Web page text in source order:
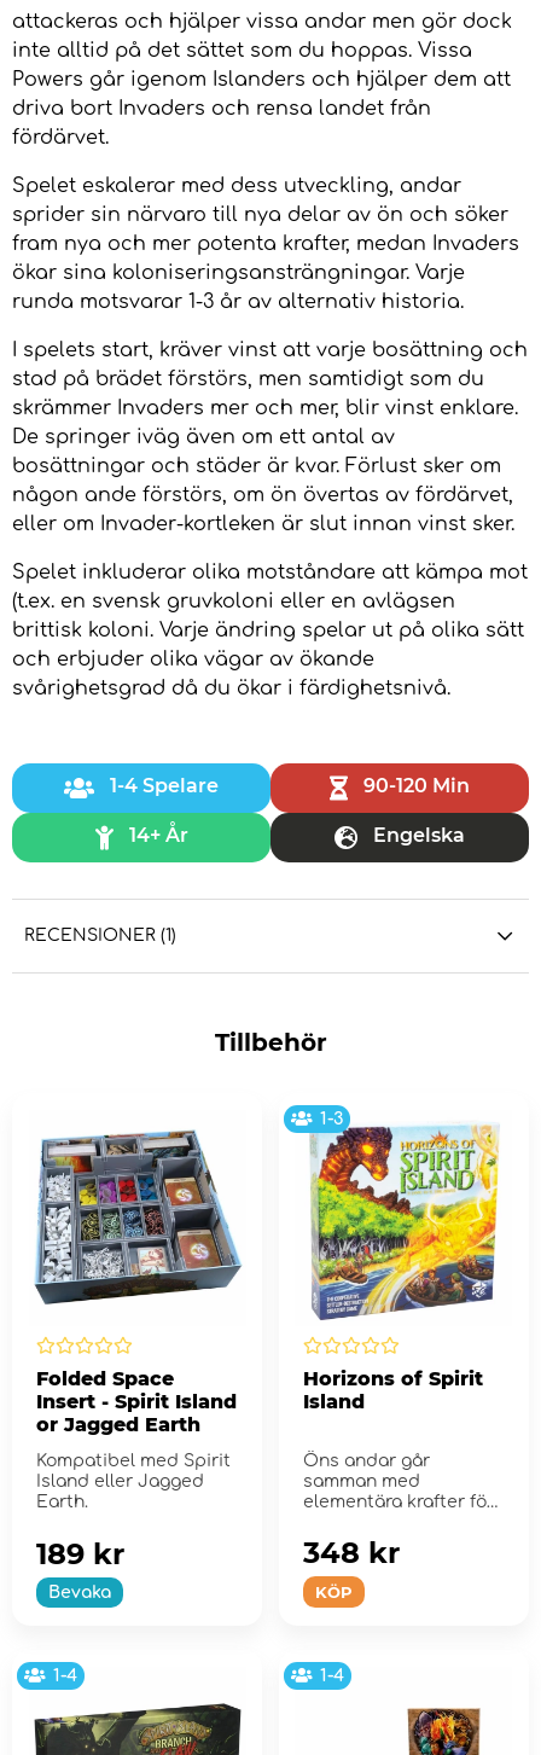
attackeras och hjälper vissa andar men gör dock
inte alltid på det sättet som du hoppas. Vissa
Powers går igenom Islanders och hjälper dem att
driva bort Invaders och rensa landet från
fördärvet.
Spelet eskalerar med dess utveckling, andar
sprider sin närvaro till nya delar av ön och söker
fram nya och mer potenta krafter, medan Invaders
ökar sina koloniseringsansträngningar. Varje
runda motsvarar 1-3 år av alternativ historia.
I spelets start, kräver vinst att varje bosättning och
stad på brädet förstörs, men samtidigt som du
skrämmer Invaders mer och mer, blir vinst enklare.
De springer iväg även om ett antal av
bosättningar och städer är kvar. Förlust sker om
någon ande förstörs, om ön övertas av fördärvet,
eller om Invader-kortleken är slut innan vinst sker.
Spelet inkluderar olika motståndare att kämpa mot
(t.ex. en svensk gruvkoloni eller en avlägsen
brittisk koloni. Varje ändring spelar ut på olika sätt
och erbjuder olika vägar av ökande
svårighetsgrad då du ökar i färdighetsnivå.
1-4 Spelare 90-120 Min
14+ År Engelska
RECENSIONER (1)
Tillbehör
Folded Space
Insert - Spirit Island
or Jagged Earth
Kompatibel med Spirit
Island eller Jagged
Earth.
Bevaka
189 kr
1-3
Horizons of Spirit
Island
Öns andar går
samman med
elementära krafter för
KÖP
348 kr
1-4 1-4